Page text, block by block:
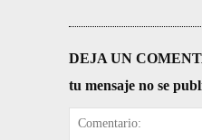
DEJA UN
tu mensaje no se